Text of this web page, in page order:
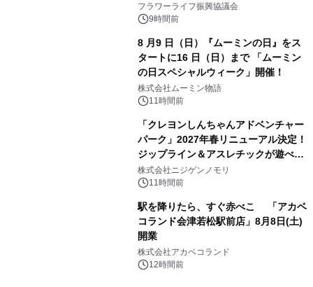
フラワーライフ振興協議会
9時間前
8 月9 日（日）『ムーミンの日』をス
タートに16 日（日）まで 「ムーミン
の日スペシャルウィーク」開催！
株式会社ムーミン物語
11時間前
「クレヨンしんちゃんアドベンチャー
パーク」2027年春リニューアル決定！
ジップライン＆アスレチックが遊べる
のは今年が最後！ 「ラスト！ドキがム
ネムネ～大作戦！」始動
株式会社ニジゲンノモリ
11時間前
駅を降りたら、すぐ赤べこ 「アカベ
コランド会津若松駅前店」8月8日(土)
開業
株式会社アカベコランド
12時間前